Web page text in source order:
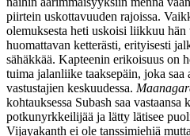
piirtein uskottavuuden rajoissa.
olemuksesta heti uskoisi liikkuu hän
huomattavan ketterästi, erityisesti
sähäkkää. Kapteenin erikoisuus on
tuima jalanliike taaksepäin, joka saa
vastustajien keskuudessa.
kohtauksessa Subash saa vastaansa
potkunyrkkeilijää ja lätty lätisee
Vijayakanth ei ole tanssimiehiä